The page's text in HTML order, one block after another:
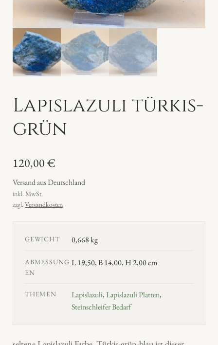
Lapislazuli türkis-
grün
120,00€
Versand aus Deutschland
inkl. MwSt.
zzgl. Versandkosten
GEWICHT 0,668 kg
ABMESSUNG
EN
L 19,50, B 14,00, H 2,00 cm
THEMEN Lapislazuli,Lapislazuli Platten,
Steinschleifer Bedarf